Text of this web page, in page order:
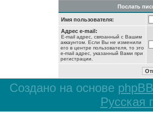
Послать
Имя пользователя:
Адрес e-mail:
E-mail адрес, связанный с Вашим
аккаунтом. Если Вы не изменили
его в центре пользователя, то это
e-mail адрес, указанный Вами при
регистрации.
Создано на основе phpBB
Русская